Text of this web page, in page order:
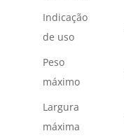
Indicação
de uso
Peso
máximo
Largura
máxima